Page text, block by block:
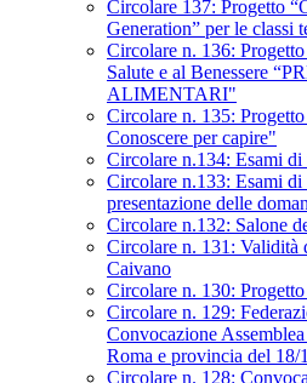
Circolare 137: Progetto
Generation” per le classi
Circolare n. 136:
Salute e al Benessere
ALIMENTARI"
Circolare n. 135:
Conoscere per capire"
Circolare n.134: Esami
Circolare n.133: Esami
presentazione delle
Circolare n.132: Salone
Circolare n. 131: Validità
Caivano
Circolare n. 130:
Circolare n. 129:
Convocazione
Roma e provincia del 18/
Circolare n. 128: